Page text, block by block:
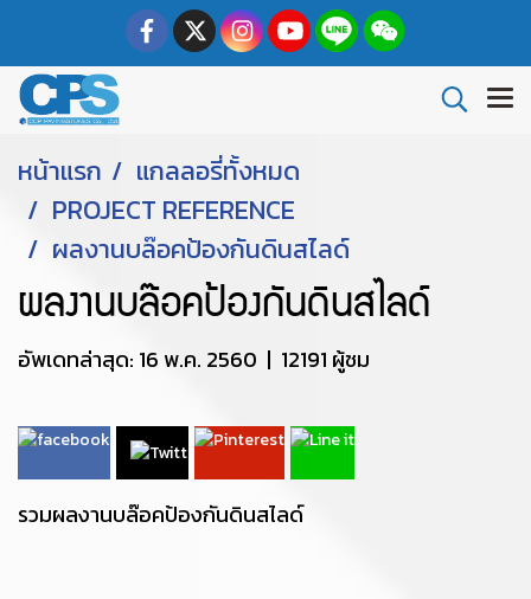
หน้าแรก
แกลลอรี่ทั้งหมด
PROJECT REFERENCE
ผลงานบล๊อคป้องกันดินสไลด์
ผลงานบล๊อคป้องกันดินสไลด์
อัพเดทล่าสุด: 16 พ.ค. 2560 | 12191 ผู้ชม
รวมผลงานบล๊อคป้องกันดินสไลด์